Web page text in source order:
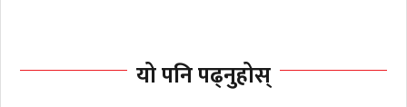
यो पनि पढ्नुहोस्